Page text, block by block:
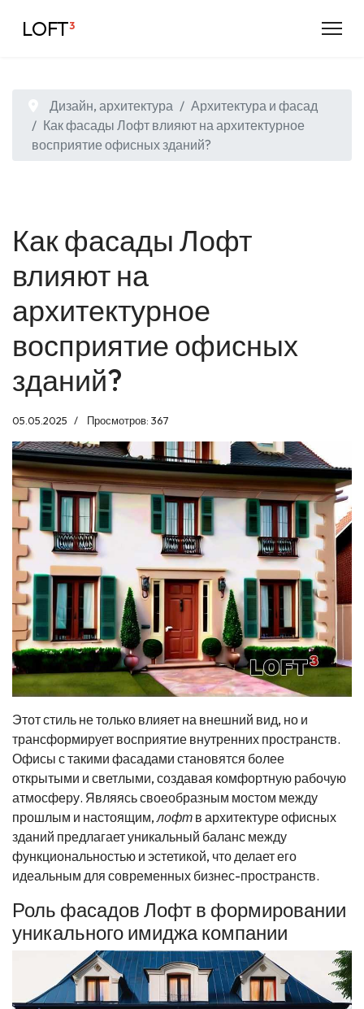
LOFT³
Дизайн, архитектура
Архитектура и фасад
Как фасады Лофт влияют на архитектурное
восприятие офисных зданий?
Как фасады Лофт
влияют на
архитектурное
восприятие офисных
зданий?
05.05.2025 Просмотров: 367
Этот стиль не только влияет на внешний вид, но и
трансформирует восприятие внутренних пространств.
Офисы с такими фасадами становятся более
открытыми и светлыми, создавая комфортную рабочую
атмосферу. Являясь своеобразным мостом между
прошлым и настоящим, лофт в архитектуре офисных
зданий предлагает уникальный баланс между
функциональностью и эстетикой, что делает его
идеальным для современных бизнес-пространств.
Роль фасадов Лофт в формировании
уникального имиджа компании